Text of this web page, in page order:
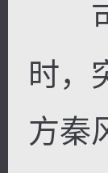
可
时，
方秦